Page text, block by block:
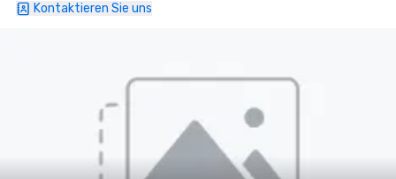
Kontaktieren Sie uns